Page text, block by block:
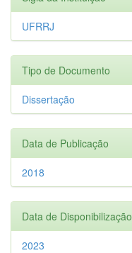
UFRRJ
Tipo de Documento
Dissertação
Data de Publicação
2018
Data de Disponibilização
2023